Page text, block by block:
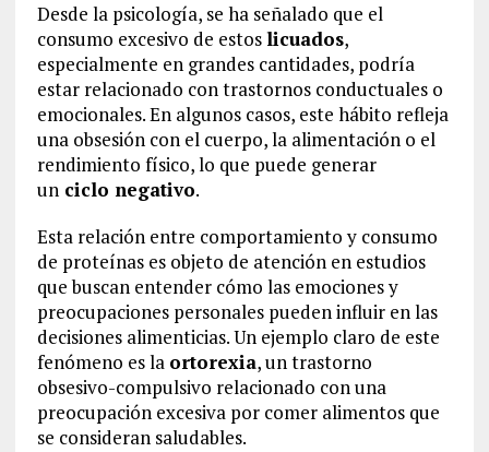
Desde la psicología, se ha señalado que el
consumo excesivo de estoslicuados,
especialmente en grandes cantidades, podría
estar relacionado con trastornos conductuales o
emocionales. En algunos casos, este hábito refleja
una obsesión con el cuerpo, la alimentación o el
rendimiento físico, lo que puede generar
unciclo negativo.
Esta relación entre comportamiento y consumo
de proteínas es objeto de atención en estudios
que buscan entender cómo las emociones y
preocupaciones personales pueden influir en las
decisiones alimenticias. Un ejemplo claro de este
fenómeno es la ortorexia, un trastorno
obsesivo-compulsivo relacionado con una
preocupación excesiva por comer alimentos que
se consideran saludables.